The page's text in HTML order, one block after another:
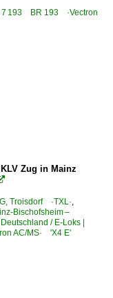
7 193 BR 193 ·Vectron
Zug in Mainz
Troisdorf ·TXL·,
Bischofsheim –
Deutschland / E-Loks |
AC/MS· 'X4 E'